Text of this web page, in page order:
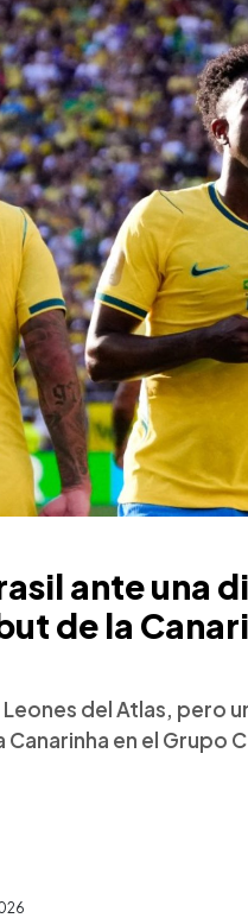
ante una
de la
del Atlas, pero
en el Grupo